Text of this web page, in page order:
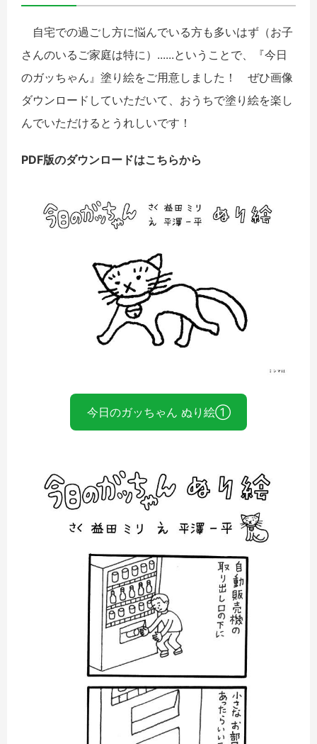
自宅での過ごし方に悩んでいる方も多いはず（お子
さんのいるご家庭は特に）......ということで、『今日
のガッちゃん』塗り絵をご用意しました！ ぜひ画像
ダウンロードしていただいて、おうちで塗り絵を楽し
んでいただけるとうれしいです！
PDF版のダウンロードはこちらから
今日のガッちゃん ぬり絵①